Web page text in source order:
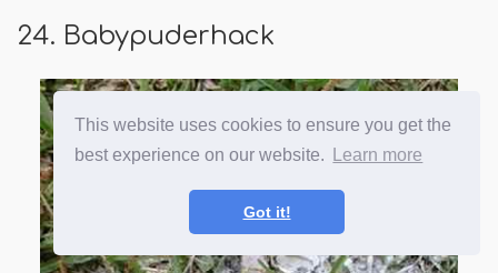
This website uses cookies to ensure you get the
best experience on our website.
Learn more
Got it!
24. Babypuderhack